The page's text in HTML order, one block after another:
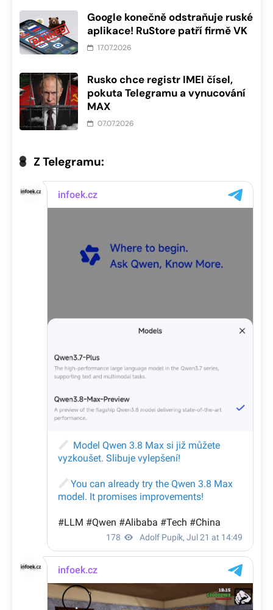
Google konečně odstraňuje ruské
aplikace! RuStore patří firmě VK
17.07.2026
Rusko chce registr IMEI čísel,
pokuta Telegramu a vynucování
MAX
07.07.2026
Z Telegramu: